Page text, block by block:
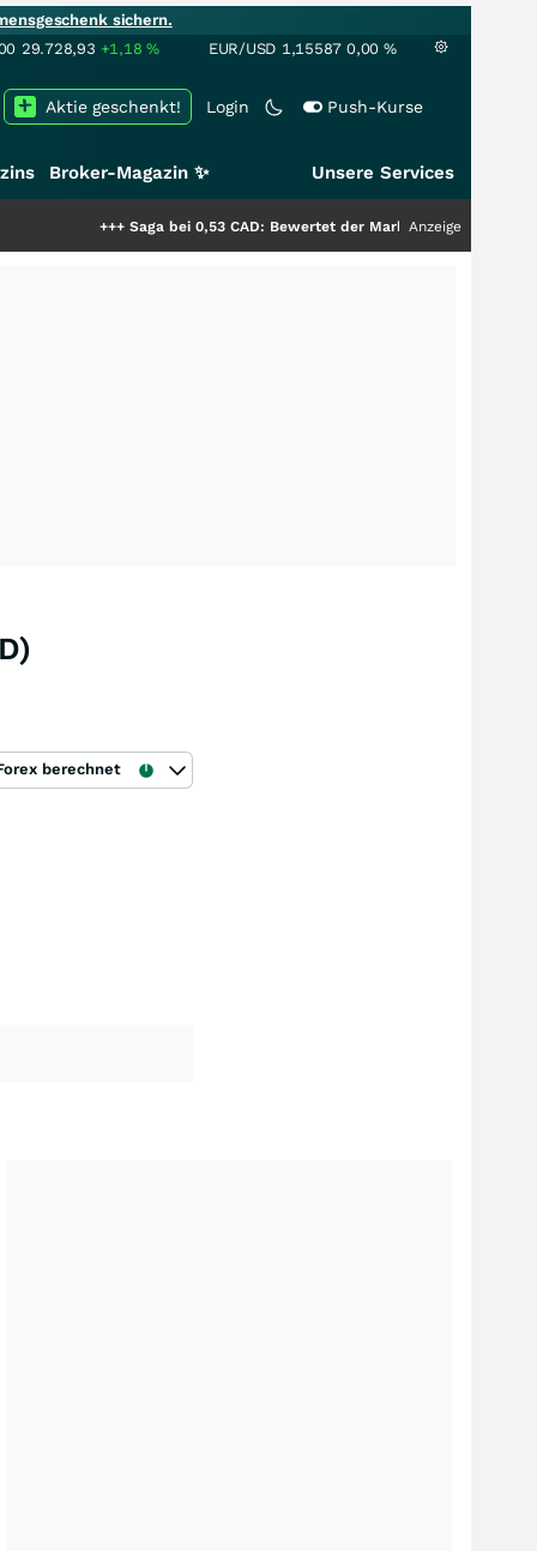
sichern.
29.728,93 +1,18% EUR/USD 1,15587 0,00 %
Login Push-Kurse
Aktie geschenkt!
Broker-Magazin ✨ Unsere Services
Saga bei 0,53 CAD: Bewertet der Markt noch immer nur die
Anzeige
berechnet